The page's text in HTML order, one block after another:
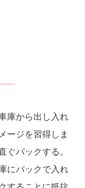
庫から出し入れ
ージを習得しま
ぐバックする。
にバックで入れ